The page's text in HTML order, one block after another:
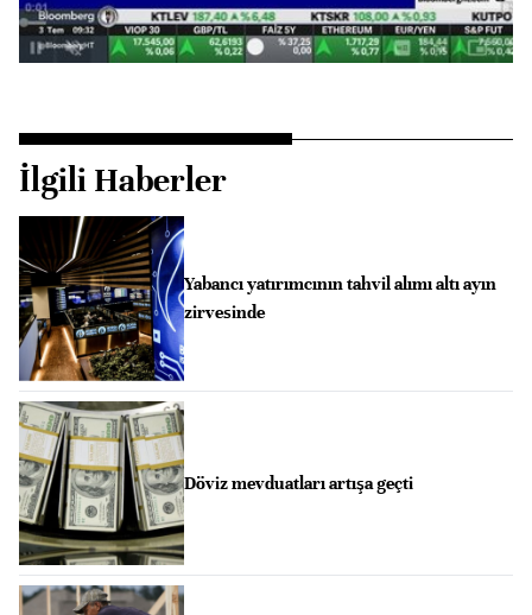
İlgili Haberler
Yabancı yatırımcının tahvil alımı altı ayın
zirvesinde
Döviz mevduatları artışa geçti